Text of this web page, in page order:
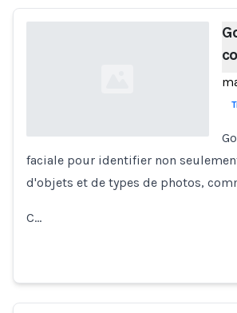
Loading...
faciale pour identifier non
d'objets et de types de photos,
C…